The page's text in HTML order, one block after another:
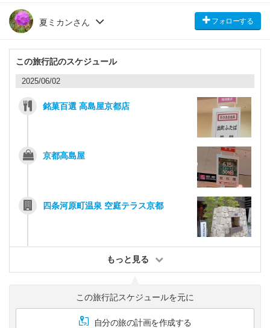
夏ミカンさん フォローする
この旅行記のスケジュール
2025/06/02
銘菓百選 高島屋京都店
京都高島屋
四条河原町温泉 空庭テラス京都
もっと見る
この旅行記スケジュールを元に
自分の旅の計画を作成する